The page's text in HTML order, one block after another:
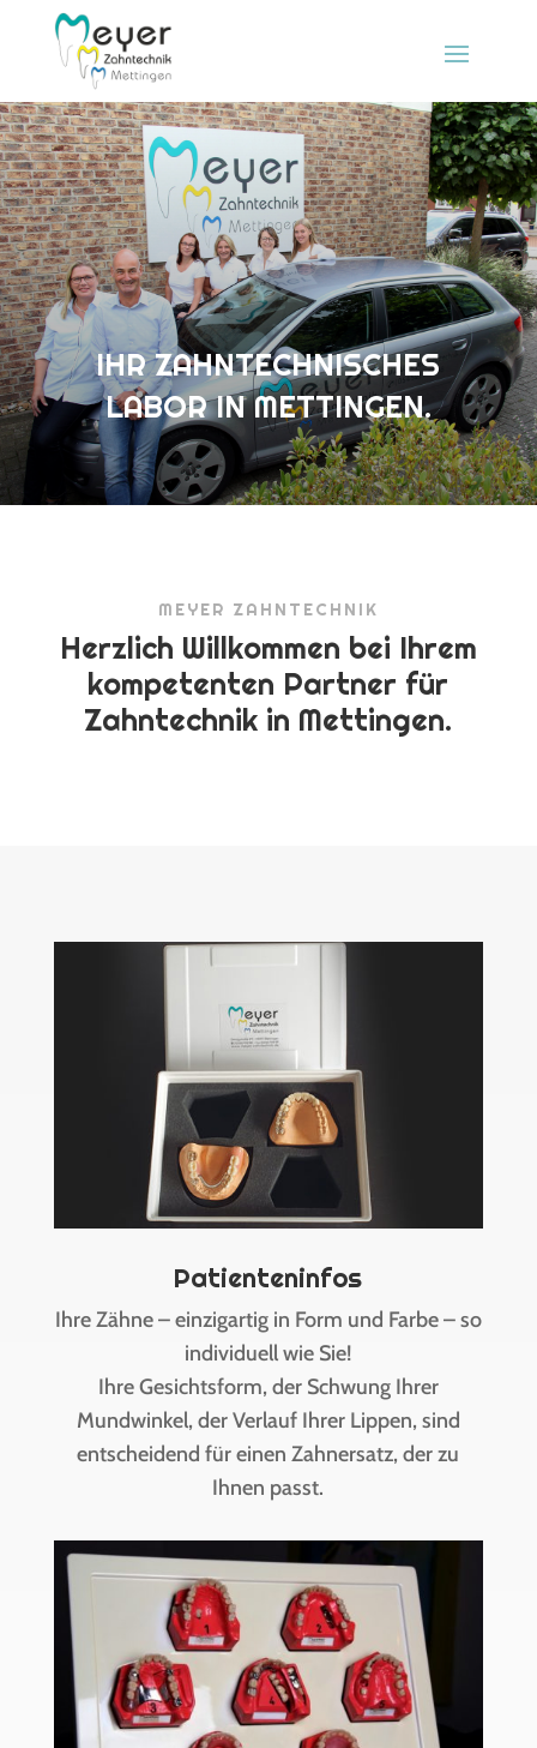
IHR ZAHNTECHNISCHES
LABOR IN METTINGEN.
MEYER ZAHNTECHNIK
Herzlich Willkommen bei Ihrem
kompetenten Partner für
Zahntechnik in Mettingen.
Patienteninfos
Ihre Zähne – einzigartig in Form und Farbe – so
individuell wie Sie!
Ihre Gesichtsform, der Schwung Ihrer
Mundwinkel, der Verlauf Ihrer Lippen, sind
entscheidend für einen Zahnersatz, der zu
Ihnen passt.